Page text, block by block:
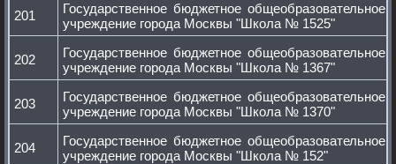
201
Государственное бюджетное общеобразовательное
учреждение города Москвы "Школа № 1525"
202
Государственное бюджетное общеобразовательное
учреждение города Москвы "Школа № 1367"
203
Государственное бюджетное общеобразовательное
учреждение города Москвы "Школа № 1370"
204
Государственное бюджетное общеобразовательное
учреждение города Москвы "Школа № 152"